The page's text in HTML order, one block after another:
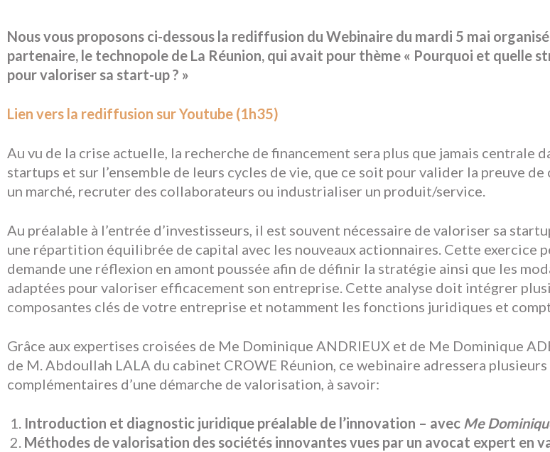
Nous vous proposons ci-dessous la rediffusion du Webinaire du mardi 5 mai
partenaire, le technopole de La Réunion, qui avait pour thème « Pourquoi et quelle
pour valoriser sa start-up ? »
Lien vers la rediffusion sur Youtube (1h35)
Au vu de la crise actuelle, la recherche de financement sera plus que jamais centrale
startups et sur l’ensemble de leurs cycles de vie, que ce soit pour valider la preuve
un marché, recruter des collaborateurs ou industrialiser un produit/service.
Au préalable à l’entrée d’investisseurs, il est souvent nécessaire de valoriser sa
une répartition équilibrée de capital avec les nouveaux actionnaires. Cette exercice
demande une réflexion en amont poussée afin de définir la stratégie ainsi que les
adaptées pour valoriser efficacement son entreprise. Cette analyse doit intégrer
composantes clés de votre entreprise et notamment les fonctions juridiques et
Grâce aux expertises croisées de Me Dominique ANDRIEUX et de Me Dominique
de M. Abdoullah LALA du cabinet CROWE Réunion, ce webinaire adressera plusieurs
complémentaires d’une démarche de valorisation, à savoir:
Introduction et diagnostic juridique préalable de l’innovation – avec Me
Méthodes de valorisation des sociétés innovantes vues par un avocat expert en